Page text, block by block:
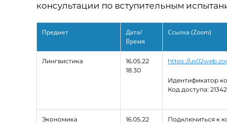
консультации по вступительным
Предмет
Дата/
Время
Ссылка (Zoom)
Лингвистика
16.05.22
18.30
https://
Идентификатор
Код доступа:
Экономика
16.05.22
Подключиться к